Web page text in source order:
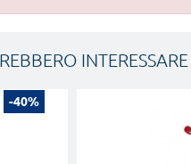
INTERESSARE
-40%